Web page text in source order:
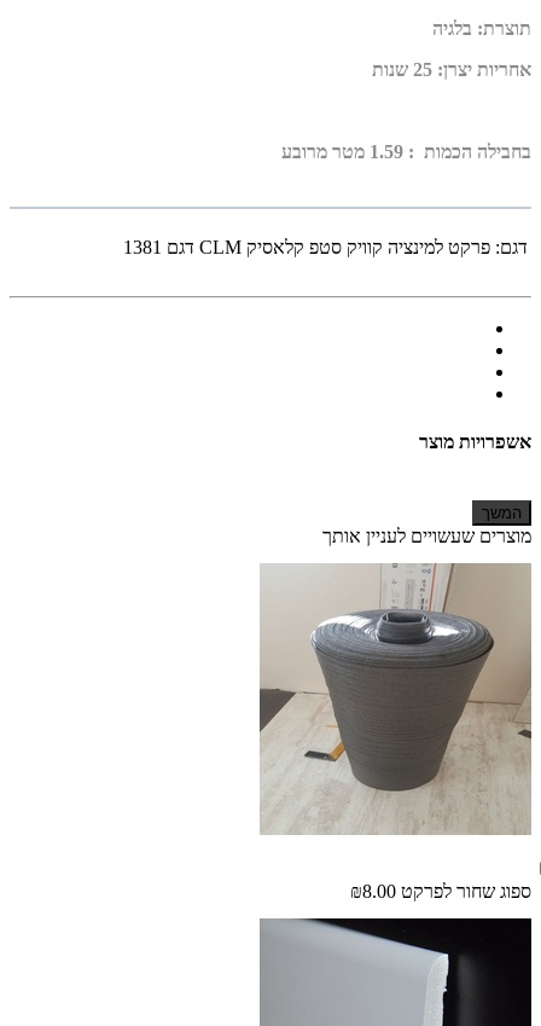
תוצרת: בלגיה
אחריות יצרן: 25 שנות
בחבילה הכמות : 1.59 מטר מרובע
דגם: פרקט למינציה קוויק סטפ קלאסיק CLM דגם 1381
אשפרויות מוצר
המשך
מוצרים שעשויים לעניין אותך
ספוג שחור לפרקט ₪8.00